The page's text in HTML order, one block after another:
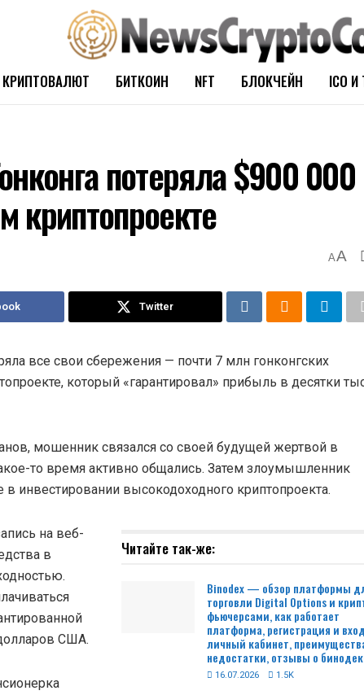
БИТКОИН NFT БЛОКЧЕЙН ICO
потеряла $900 000
криптопроекте
AA
Twitter
все свои сбережения — почти 7 млн гонконгских
который «гарантировал» прибыль в десятки
мошенник связался со своей будущей жертвой в
то время активно общались. Затем злоумышленник
инвестировании высокодоходного криптопроекта.
Читайте так-же:
Binodex — обзор платформы
торговли Digital Options и
фьючерсами, как работает
платформа, регистрация и
личный кабинет,
недостатки, отзывы о
16.07.2026 1.5K
на веб-
в
США.